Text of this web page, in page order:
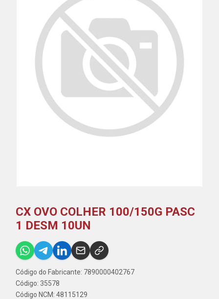
CX OVO COLHER 100/150G PASC
1 DESM 10UN
Código do Fabricante: 7890000402767
Código: 35578
Código NCM: 48115129